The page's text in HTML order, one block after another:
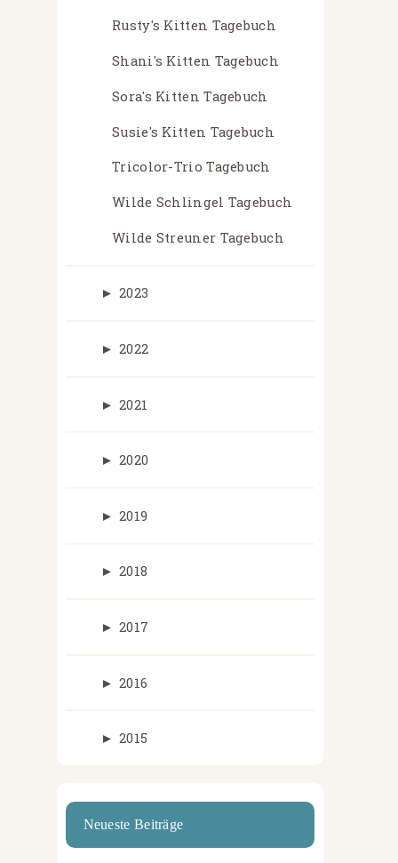
Rusty's Kitten Tagebuch
Shani's Kitten Tagebuch
Sora's Kitten Tagebuch
Susie's Kitten Tagebuch
Tricolor-Trio Tagebuch
Wilde Schlingel Tagebuch
Wilde Streuner Tagebuch
► 2023
► 2022
► 2021
► 2020
► 2019
► 2018
► 2017
► 2016
► 2015
Neueste Beiträge